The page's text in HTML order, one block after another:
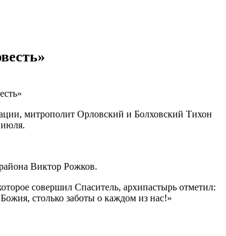
митрополит Орловский и Болховский Тихон
июля.
Виктор Рожков.
совершил Спаситель, архипастырь отметил:
столько заботы о каждом из нас!»